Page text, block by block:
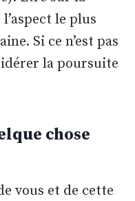
le plus
Si ce n’est pas
la poursuite
chose
vous et de cette